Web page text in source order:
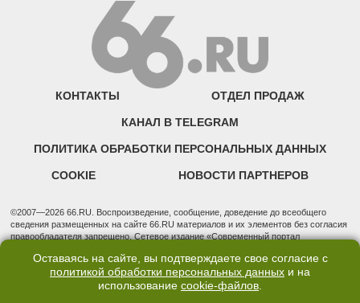
КОНТАКТЫ ОТДЕЛ ПРОДАЖ
КАНАЛ В TELEGRAM
ПОЛИТИКА ОБРАБОТКИ ПЕРСОНАЛЬНЫХ ДАННЫХ
COOKIE НОВОСТИ ПАРТНЕРОВ
©2007—2026 66.RU. Воспроизведение, сообщение, доведение до всеобщего
сведения размещенных на сайте 66.RU материалов и их элементов без согласия
правообладателя запрещено. Сетевое издание «Современный портал
надзору в сфере связи, информационных технологий и массовых коммуникаций
(Роскомнадзор). Регистрационный номер ЭЛ № ФС 77 - 76634 от 02.09.2019
Учредитель: Общество с ограниченной ответственностью "66.ру". Юридический
Оставаясь на сайте, вы подтверждаете свое согласие с
политикой обработки персональных данных и на
использование cookie-файлов.